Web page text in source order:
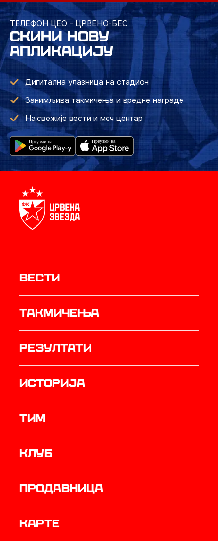
ТЕЛЕФОН ЦЕО - ЦРВЕНО-БЕО
СКИНИ НОВУ
АПЛИКАЦИЈУ
Дигитална улазница на стадион
Занимљива такмичења и вредне награде
Најсвежије вести и меч центар
Вести
Такмичења
резултати
историја
ТИМ
Клуб
продавница
Карте